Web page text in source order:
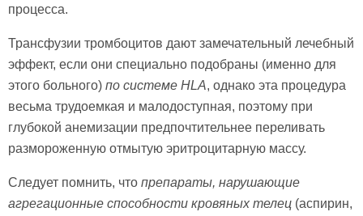
процесса.
Трансфузии тромбоцитов дают замечательный лечебный
эффект, если они специально подобраны (именно для
этого больного) по системе HLA, однако эта процедура
весьма трудоемкая и малодоступная, поэтому при
глубокой анемизации предпочтительнее переливать
размороженную отмытую эритроцитарную массу.
Следует помнить, что препараты, нарушающие
агрегационные способности кровяных телец (аспирин,